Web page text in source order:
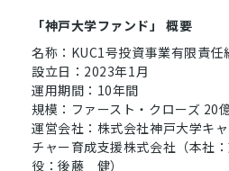
「神戸大学ファンド」 概要
名称：KUC1号投資事業有限責任
設立日：2023年1月
運用期間：10年間
規模：ファースト・クローズ 20
運営会社：株式会社神戸大学キ
チャー育成支援株式会社（本社
役：後藤 健）